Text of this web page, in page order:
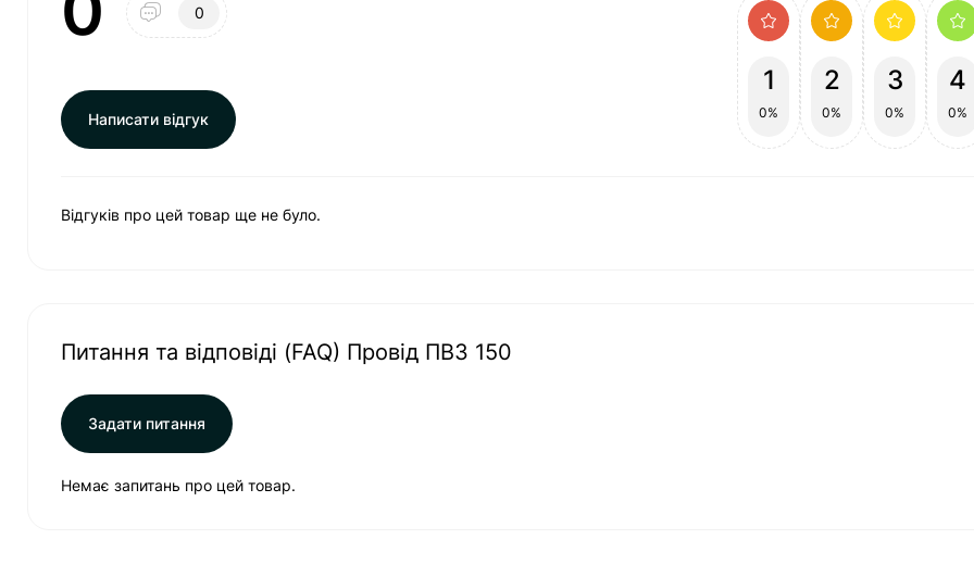
0
Написати відгук
1
0%
2
0%
3
0%
4
0%
Відгуків про цей товар ще не було.
Питання та відповіді (FAQ) Провід ПВ3 150
Задати питання
Немає запитань про цей товар.